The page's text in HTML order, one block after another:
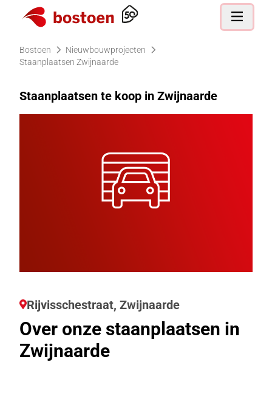
Ga naar de homepagina
Open
Bostoen
Nieuwbouwprojecten
Staanplaatsen Zwijnaarde
Staanplaatsen te koop in Zwijnaarde
Rijvisschestraat, Zwijnaarde
Over onze staanplaatsen in
Zwijnaarde